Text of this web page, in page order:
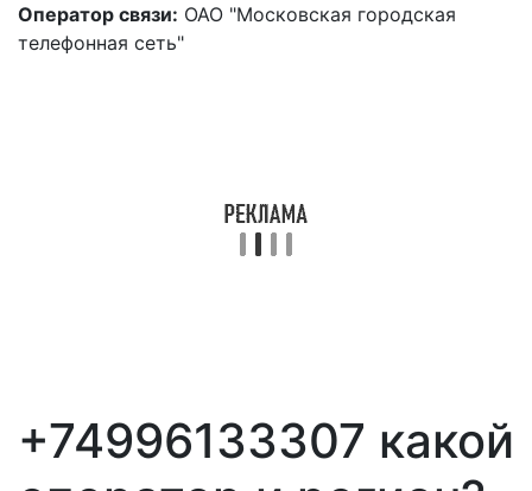
Оператор связи: ОАО "Московская городская
телефонная сеть"
+74996133307 какой